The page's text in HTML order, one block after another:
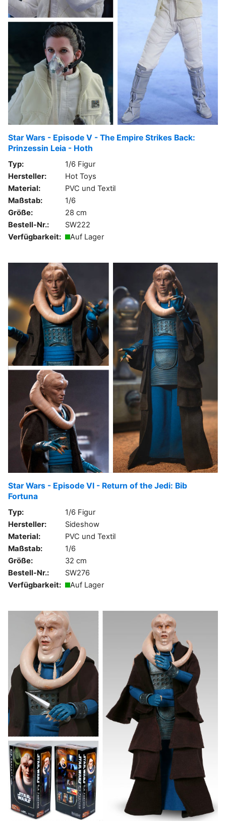
Star Wars - Episode V - The Empire Strikes Back:
Prinzessin Leia - Hoth
Typ:
1/6 Figur
Hersteller:
Hot Toys
Material:
PVC und Textil
Maßstab:
1/6
Größe:
28 cm
Bestell-Nr.:
SW222
Verfügbarkeit:
Auf Lager
Star Wars - Episode VI - Return of the Jedi: Bib
Fortuna
Typ:
1/6 Figur
Hersteller:
Sideshow
Material:
PVC und Textil
Maßstab:
1/6
Größe:
32 cm
Bestell-Nr.:
SW276
Verfügbarkeit:
Auf Lager